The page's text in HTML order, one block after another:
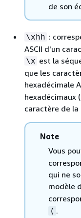
de son
\xhh :
ASCII d'un
\x est la
que les
hexadécimale
hexadécimaux
caractère de la
Note
Vous
qui ne
modèle
( .